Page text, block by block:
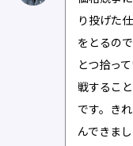
り投げた
をとるの
とつ拾っ
戦するこ
です。き
んできま